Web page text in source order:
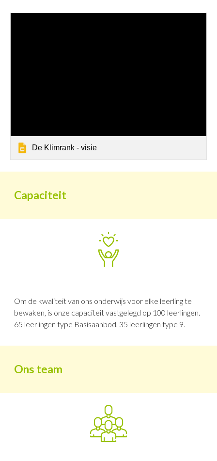
De Klimrank - visie
Capaciteit
Om de kwaliteit van ons onderwijs voor elke leerling te
bewaken, is onze capaciteit vastgelegd op 100 leerlingen.
65 leerlingen type Basisaanbod, 35 leerlingen type 9.
Ons team